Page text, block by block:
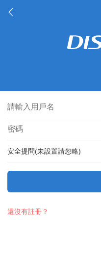
安全提問(未設置請忽略)
還沒有註冊？